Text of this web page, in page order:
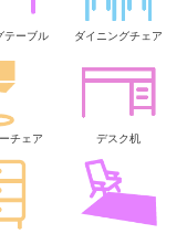
テーブル ダイニングチェア
チェア デスク机